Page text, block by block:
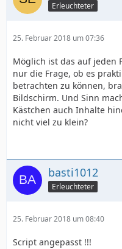
Erleuchteter
25. Februar 2018 um 07:36
Möglich ist das auf jeden
nur die Frage, ob es
betrachten zu können,
Bildschirm. Und Sinn
Kästchen auch Inhalte
nicht viel zu klein?
basti1012
Erleuchteter
25. Februar 2018 um 08:40
Script angepasst !!!